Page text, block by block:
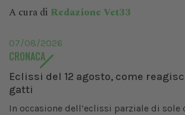
A cura di Redazione Vet33
07/08/2026
CRONACA
Eclissi del 12 agosto, come
gatti
In occasione dell’eclissi parziale di sole